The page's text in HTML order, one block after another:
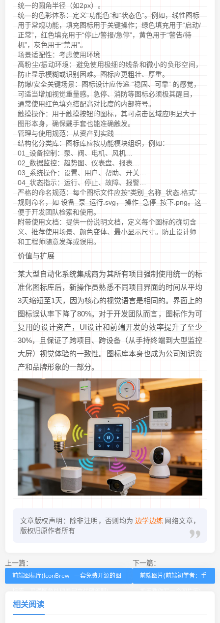
统一的圆角半径（如2px）。
统一的色彩体系：定义“功能色”和“状态色”。例如，线性图标
用于常规功能，填充图标用于关键操作；绿色填充用于“启动/
正常”，红色填充用于“停止/警报/急停”，黄色用于“警告/待
机”，灰色用于“禁用”。
场景适配性：考虑使用环境
高粉尘/振动环境：避免使用极细的线条和微小的负形空间，
防止显示模糊或识别困难。图标应更粗壮、厚重。
防爆/安全关键场景：图标设计应传递 “稳固、可靠” 的感觉，
可适当增加视觉重量感。急停、消防等图标必须极其醒目，
通常使用红色填充搭配高对比度的内部符号。
触摸操作：用于触摸按钮的图标，其可点击区域应明显大于
图形本身，确保戴手套也能准确触发。
管理与使用规范：从资产到实践
结构化分类库：图标库应按功能模块组织，例如：
01_设备控制：泵、阀、电机、风机…
02_数据监控：趋势图、仪表盘、报表…
03_系统操作：设置、用户、帮助、开关…
04_状态指示：运行、停止、故障、报警…
严格的命名规范：每个图标文件应按“类别_名称_状态.格式”
规则命名，如 设备_泵_运行.svg， 操作_急停_按下.png。这
便于开发团队检索和使用。
附带使用文档：提供一份说明文档，定义每个图标的确切含
义、推荐使用场景、颜色变体、最小显示尺寸。防止设计师
和工程师随意发挥或误用。
价值与扩展
某大型自动化系统集成商为其所有项目强制使用统一的标
准化图标库后，新操作员熟悉不同项目界面的时间从平均
3天缩短至1天，因为核心的视觉语言是相同的。界面上的
图标误认率下降了80%。对于开发团队而言，图标作为可
复用的设计资产，UI设计和前端开发的效率提升了至少
30%，且保证了跨项目、跨设备（从手持终端到大型监控
大屏）视觉体验的一致性。图标库本身也成为公司知识资
产和品牌形象的一部分。
文章版权声明：除非注明，否则均为 边学边练 网络文章，
版权归原作者所有
上一篇：
前端图标库(IconBrew - 一套免费开源的图
下一篇：
前端图片(前端初学者：手
相关阅读